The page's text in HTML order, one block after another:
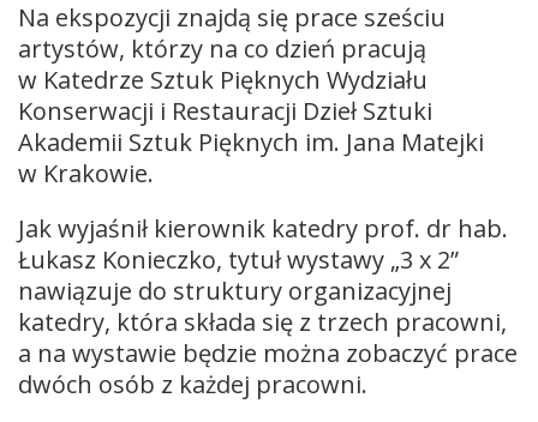
Na ekspozycji znajdą się prace sześciu
artystów, którzy na co dzień pracują
w Katedrze Sztuk Pięknych Wydziału
Konserwacji i Restauracji Dzieł Sztuki
Akademii Sztuk Pięknych im. Jana Matejki
w Krakowie.
Jak wyjaśnił kierownik katedry prof. dr hab.
Łukasz Konieczko, tytuł wystawy „3 x 2”
nawiązuje do struktury organizacyjnej
katedry, która składa się z trzech pracowni,
a na wystawie będzie można zobaczyć prace
dwóch osób z każdej pracowni.